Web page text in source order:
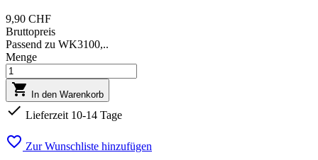
9,90 CHF
Bruttopreis
Passend zu WK3100,..
Menge
 In den Warenkorb
 Lieferzeit 10-14 Tage
 Zur Wunschliste hinzufügen